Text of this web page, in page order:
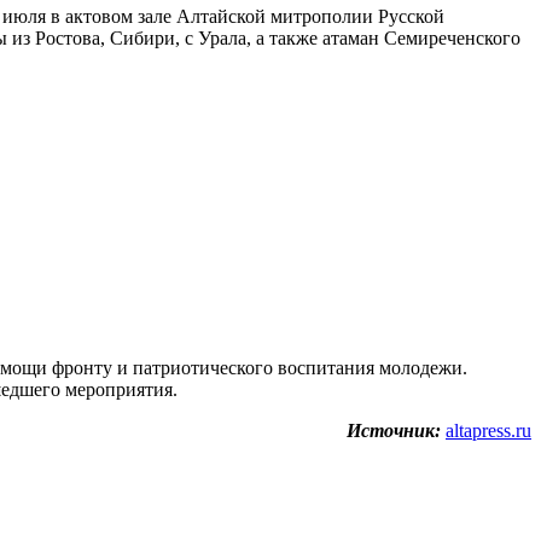
в актовом зале Алтайской митрополии Русской
из Ростова, Сибири, с Урала, а также атаман Семиреченского
фронту и патриотического воспитания молодежи.
мероприятия.
Источник: altapress.ru